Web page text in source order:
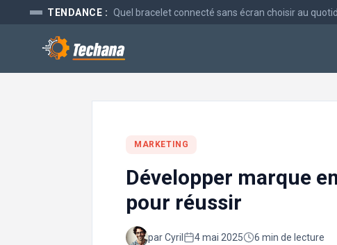
TENDANCE : Quel bracelet connecté sans écran choisir au
MARKETING
Développer marque
pour réussir
par Cyril 4 mai 2025 6 min de lecture